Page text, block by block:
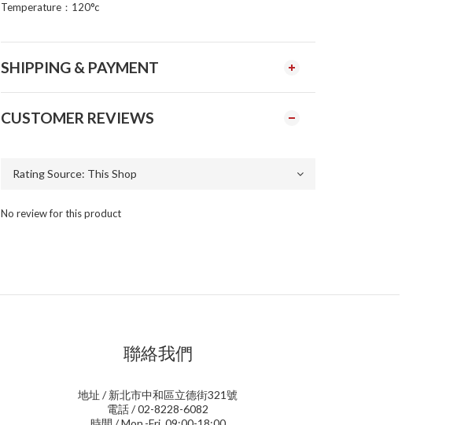
Temperature：120°c
SHIPPING & PAYMENT
CUSTOMER REVIEWS
No review for this product
聯絡我們
地址 / 新北市中和區立德街321號
電話 / 02-8228-6082